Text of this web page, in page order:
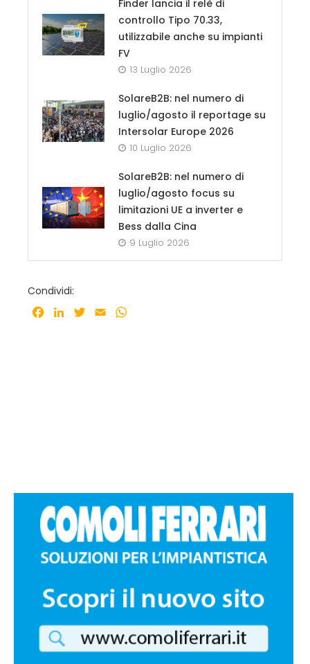
Finder lancia il relè di
controllo Tipo 70.33,
utilizzabile anche su impianti
FV
13 Luglio 2026
SolareB2B: nel numero di
luglio/agosto il reportage su
Intersolar Europe 2026
10 Luglio 2026
SolareB2B: nel numero di
luglio/agosto focus su
limitazioni UE a inverter e
Bess dalla Cina
9 Luglio 2026
Condividi:
Facebook
LinkedInTwitter
Email